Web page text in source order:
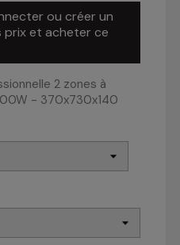
ou créer un
prix et acheter ce
2 zones à
- 370x730x140